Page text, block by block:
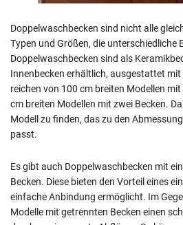
Doppelwaschbecken sind nicht alle
Typen und Größen, die unterschiedliche
Doppelwaschbecken sind als
Innenbecken erhältlich, ausgestattet
reichen von 100 cm breiten Modellen
cm breiten Modellen mit zwei Becken.
Modell zu finden, das zu den
passt.
Es gibt auch Doppelwaschbecken mit
Becken. Diese bieten den Vorteil eines
einfache Anbindung ermöglicht. Im
Modelle mit getrennten Becken einen